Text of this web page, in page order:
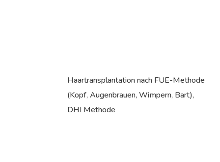
Haartransplantation nach FUE-Methode
(Kopf, Augenbrauen, Wimpern, Bart),
DHI Methode